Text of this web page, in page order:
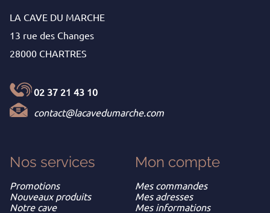
LA CAVE DU MARCHE
13 rue des Changes
28000 CHARTRES
02 37 21 43 10
contact@lacavedumarche.com
Nos services
Promotions
Nouveaux produits
Notre cave
Mon compte
Mes commandes
Mes adresses
Mes informations